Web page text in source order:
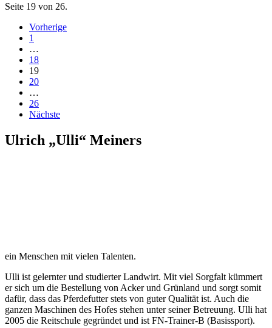
Seite 19 von 26.
Vorherige
1
…
18
19
20
…
26
Nächste
Ulrich „Ulli“ Meiners
ein Menschen mit vielen Talenten.
Ulli ist gelernter und studierter Landwirt. Mit viel Sorgfalt kümmert
er sich um die Bestellung von Acker und Grünland und sorgt somit
dafür, dass das Pferdefutter stets von guter Qualität ist. Auch die
ganzen Maschinen des Hofes stehen unter seiner Betreuung. Ulli hat
2005 die Reitschule gegründet und ist FN-Trainer-B (Basissport).